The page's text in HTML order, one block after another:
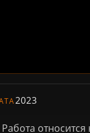
2023
относится